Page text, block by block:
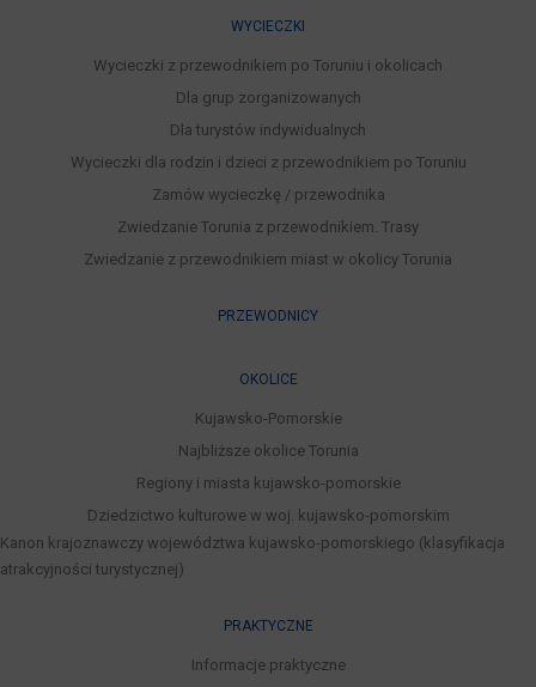
WYCIECZKI
Wycieczki z przewodnikiem po Toruniu i okolicach
Dla grup zorganizowanych
Dla turystów indywidualnych
Wycieczki dla rodzin i dzieci z przewodnikiem po Toruniu
Zamów wycieczkę / przewodnika
Zwiedzanie Torunia z przewodnikiem. Trasy
Zwiedzanie z przewodnikiem miast w okolicy Torunia
PRZEWODNICY
OKOLICE
Kujawsko-Pomorskie
Najbliższe okolice Torunia
Regiony i miasta kujawsko-pomorskie
Dziedzictwo kulturowe w woj. kujawsko-pomorskim
Kanon krajoznawczy województwa kujawsko-pomorskiego (klasyfikacja
atrakcyjności turystycznej)
PRAKTYCZNE
Informacje praktyczne